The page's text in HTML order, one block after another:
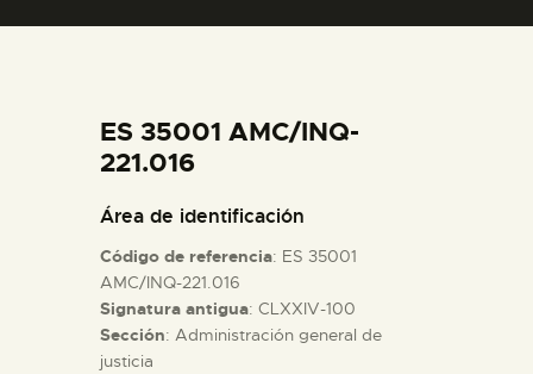
COLECCIONES
ESPAÑOL
PREPARAR LA VISITA
ES 35001 AMC/INQ-
221.016
Área de identificación
Código de referencia: ES 35001
AMC/INQ-221.016
Signatura antigua: CLXXIV-100
Sección: Administración general de
justicia